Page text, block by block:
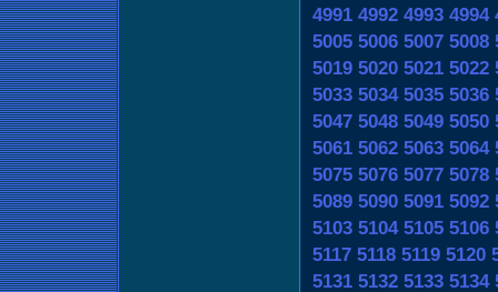
4991 4992 4993 4994
5005 5006 5007 5008
5019 5020 5021 5022
5033 5034 5035 5036
5047 5048 5049 5050
5061 5062 5063 5064
5075 5076 5077 5078
5089 5090 5091 5092
5103 5104 5105 5106
5117 5118 5119 5120
5131 5132 5133 5134